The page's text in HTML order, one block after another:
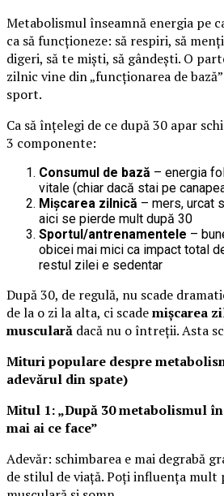
Metabolismul înseamnă energia pe
ca să funcționeze: să respiri, să
digeri, să te miști, să gândești. O
zilnic vine din „funcționarea de
sport.
Ca să înțelegi de ce după 30 apar
3 componente:
Consumul de bază – energia
vitale (chiar dacă stai pe
Mișcarea zilnică – mers, urcat
aici se pierde mult după 30
Sportul/antrenamentele –
obicei mai mici ca impact total
restul zilei e sedentar
După 30, de regulă, nu scade
de la o zi la alta, ci scademișcarea
musculară dacă nu o întreții. Asta
Mituri populare despre
adevărul din spate)
Mitul 1: „După 30 metabolismul
mai ai ce face”
Adevăr: schimbarea e mai degrabă
de stilul de viață. Poți influența mult